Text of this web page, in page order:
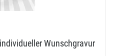
Wunschgravur